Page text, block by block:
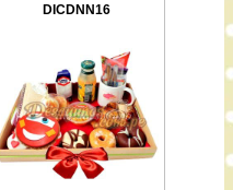
DICDNN16